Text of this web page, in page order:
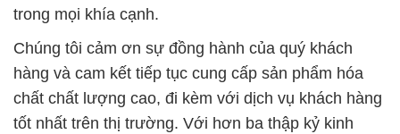
trong mọi khía cạnh.
Chúng tôi cảm ơn sự đồng hành của quý khách
hàng và cam kết tiếp tục cung cấp sản phẩm hóa
chất chất lượng cao, đi kèm với dịch vụ khách hàng
tốt nhất trên thị trường. Với hơn ba thập kỷ kinh